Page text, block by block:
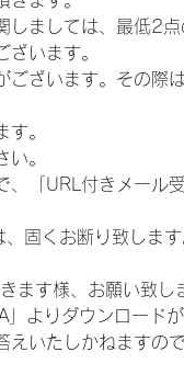
ましては、最低2点
います。
ざいます。その際
。
。
「URL付きメール
固くお断り致しま
ます様、お願い致し
よりダウンロードが
いたしかねますの